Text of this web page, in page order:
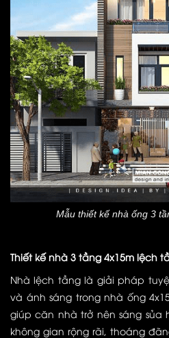
Mẫu thiết kế nhà ống 3
Thiết kế nhà 3 tầng 4x15m lệch
Nhà lệch tầng là giải pháp
và ánh sáng trong nhà ống
giúp căn nhà trở nên sáng
không gian rộng rãi, thoáng